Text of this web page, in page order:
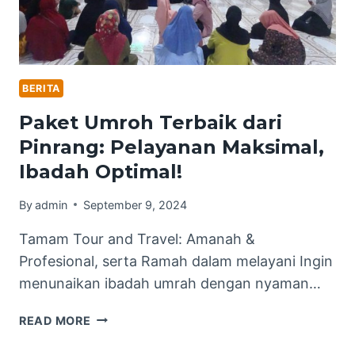
BERITA
Paket Umroh Terbaik dari
Pinrang: Pelayanan Maksimal,
Ibadah Optimal!
Byadmin September 9, 2024
Tamam Tour and Travel: Amanah &
Profesional, serta Ramah dalam melayani Ingin
menunaikan ibadah umrah dengan nyaman…
READ MORE PAKET